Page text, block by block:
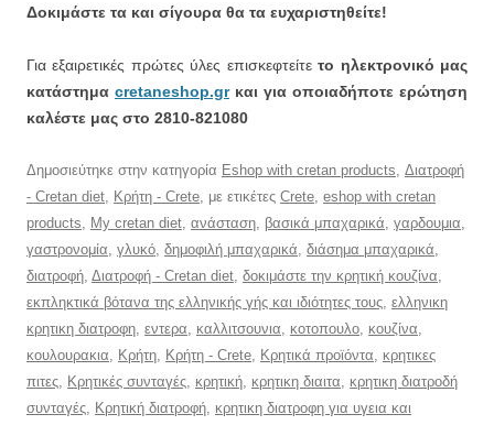
Δοκιμάστε τα και σίγουρα θα τα ευχαριστηθείτε!
Για εξαιρετικές πρώτες ύλες επισκεφτείτετο ηλεκτρονικό μας
κατάστημα cretaneshop.grκαι για οποιαδήποτε ερώτηση
καλέστε μας στο 2810-821080
Δημοσιεύτηκε στην κατηγορία Eshop with cretan products, Διατροφή
- Cretan diet, Κρήτη - Crete, με ετικέτες Crete, eshop with cretan
products, My cretan diet, ανάσταση, βασικά μπαχαρικά, γαρδουμια,
γαστρονομία, γλυκό, δημοφιλή μπαχαρικά, διάσημα μπαχαρικά,
διατροφή, Διατροφή - Cretan diet, δοκιμάστε την κρητική κουζίνα,
εκπληκτικά βότανα της ελληνικής γής και ιδιότητες τους, ελληνικη
κρητικη διατροφη, εντερα, καλλιτσουνια, κοτοπουλο, κουζίνα,
κουλουρακια, Κρήτη, Κρήτη - Crete, Κρητικά προϊόντα, κρητικες
πιτες, Κρητικές συνταγές, κρητική, κρητικη διαιτα, κρητικη διατροδή
συνταγές, Κρητική διατροφή, κρητικη διατροφη για υγεια και